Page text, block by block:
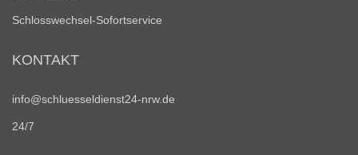
Schlosswechsel-Sofortservice
KONTAKT
info@schluesseldienst24-nrw.de
24/7